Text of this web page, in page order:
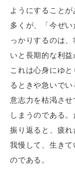
ようにすること
多くが、「今ぜ
っかりするのは
いと長期的な利益
これは心身にゆ
るときや急いで
意志力を枯渇さ
しまうのである
振り返ると、疲
我慢して、生き
のである。